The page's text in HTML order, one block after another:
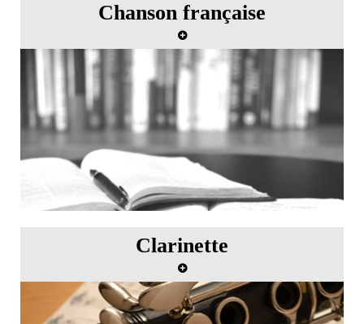
Chanson française
Master class de chanson française avec Dominique
Desmons
Clarinette
Atelier de clarinette avec Paul Meyer